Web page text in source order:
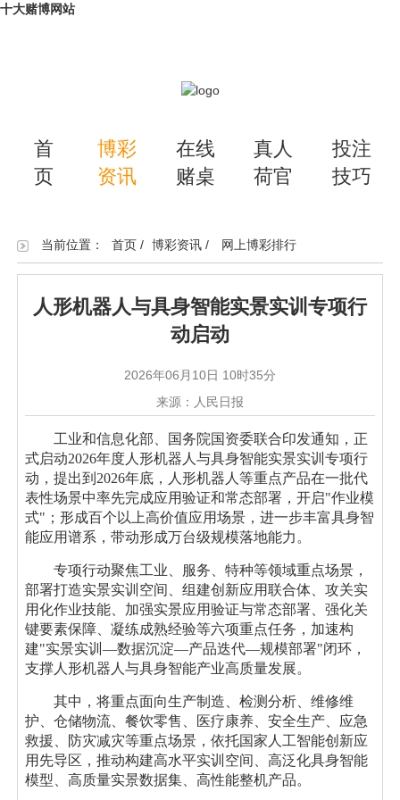
十大赌博网站
首
页
博彩
资讯
在线
赌桌
真人
荷官
投注
技巧
当前位置： 首页/ 博彩资讯/ 网上博彩排行
人形机器人与具身智能实景实训专项行
动启动
2026年06月10日 10时35分
来源：人民日报
工业和信息化部、国务院国资委联合印发通知，正
式启动2026年度人形机器人与具身智能实景实训专项行
动，提出到2026年底，人形机器人等重点产品在一批代
表性场景中率先完成应用验证和常态部署，开启"作业模
式"；形成百个以上高价值应用场景，进一步丰富具身智
能应用谱系，带动形成万台级规模落地能力。
专项行动聚焦工业、服务、特种等领域重点场景，
部署打造实景实训空间、组建创新应用联合体、攻关实
用化作业技能、加强实景应用验证与常态部署、强化关
键要素保障、凝练成熟经验等六项重点任务，加速构
建"实景实训—数据沉淀—产品迭代—规模部署"闭环，
支撑人形机器人与具身智能产业高质量发展。
其中，将重点面向生产制造、检测分析、维修维
护、仓储物流、餐饮零售、医疗康养、安全生产、应急
救援、防灾减灾等重点场景，依托国家人工智能创新应
用先导区，推动构建高水平实训空间、高泛化具身智能
模型、高质量实景数据集、高性能整机产品。